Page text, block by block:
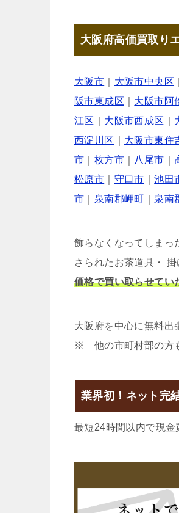
大阪府高価買取り
大阪市 大阪市中央区
阪市東成区
大阪市阿
江区
大阪市西成区
西淀川区
大阪市東住
市
枚方市 八尾市 ｜
松原市
守口市 ｜池田
市
泉南郡岬町 泉南
飾らなくなってしまっ
さられたお茶道具・
価格で買い取らせてい
大阪府を中心に無料出
※ 他の市町村部の方
業界初！ネット完
最短24時間以内で現金